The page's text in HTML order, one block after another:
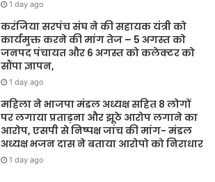
1 day ago
करंजिया सरपंच संघ ने की सहायक यंत्री को
कार्यमुक्त करने की मांग तेज – 5 अगस्त को
जनपद पंचायत और 6 अगस्त को कलेक्टर को
सौंपा ज्ञापन,
1 day ago
महिला ने भाजपा मंडल अध्यक्ष सहित 8 लोगों
पर लगाया प्रताड़ना और झूठे आरोप लगाने का
आरोप, एसपी से निष्पक्ष जांच की मांग- मंडल
अध्यक्ष भजन दास ने बताया आरोपो को निराधार
1 day ago